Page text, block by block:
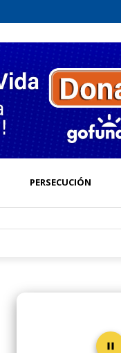
PERSECUCIÓN